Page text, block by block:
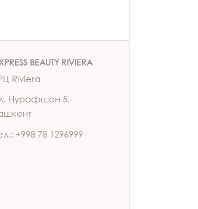
BEAUTY RIVIERA
Riviera
Нурафшон 5,
+998 78 1296999